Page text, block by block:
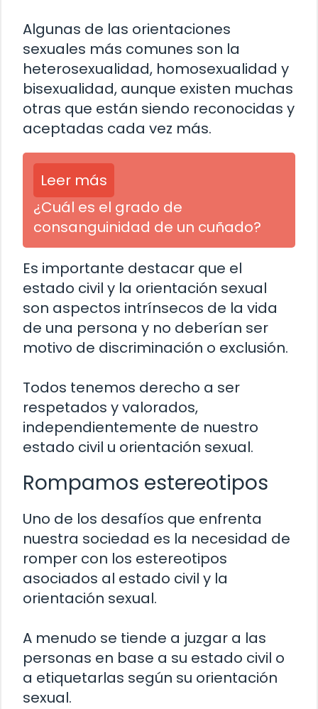
Algunas de las orientaciones
sexuales más comunes son la
heterosexualidad, homosexualidad y
bisexualidad, aunque existen muchas
otras que están siendo reconocidas y
aceptadas cada vez más.
Leer más
¿Cuál es el grado de
consanguinidad de un cuñado?
Es importante destacar que el
estado civil y la orientación sexual
son aspectos intrínsecos de la vida
de una persona y no deberían ser
motivo de discriminación o exclusión.
Todos tenemos derecho a ser
respetados y valorados,
independientemente de nuestro
estado civil u orientación sexual.
Rompamos estereotipos
Uno de los desafíos que enfrenta
nuestra sociedad es la necesidad de
romper con los estereotipos
asociados al estado civil y la
orientación sexual.
A menudo se tiende a juzgar a las
personas en base a su estado civil o
a etiquetarlas según su orientación
sexual.